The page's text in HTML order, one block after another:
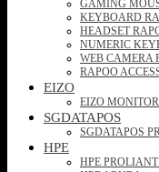
GAMING
KEYBOARD
HEADSET
NUMERIC
WEB CAMERA
RAPOO
EIZO
EIZO MONITOR
SGDATAPOS
SGDATAPOS
HPE
HPE PROLIANT